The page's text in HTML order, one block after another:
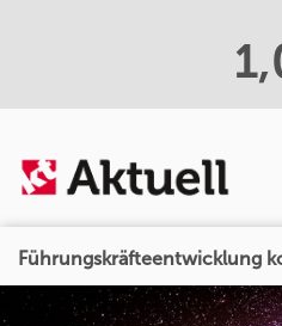
Führungskräfteentwicklung